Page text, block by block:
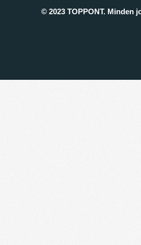
© 2023 TOPPONT. Minden